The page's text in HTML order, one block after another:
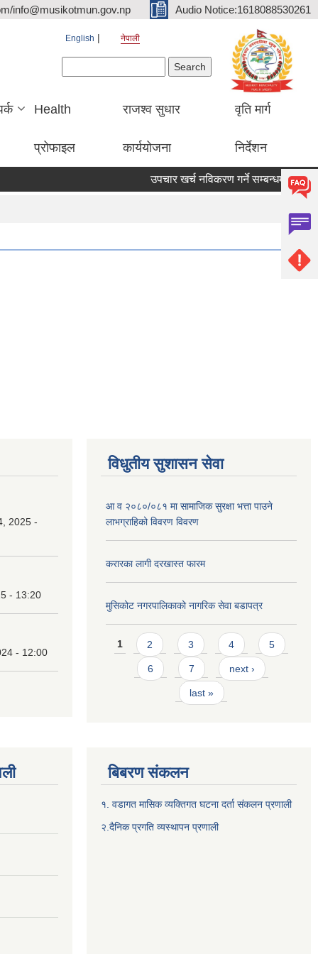
info@musikotmun.gov.np Audio Notice:1618088530261
English नेपाली
Health
प्रोफाइल
राजश्व सुधार
कार्ययोजना
वृति मार्ग
निर्देशन
उपचार खर्च नविकरण गर्ने सम्बन्धमा
2025 -
- 13:20
- 12:00
विधुतीय सुशासन सेवा
आ व २०८०/०८१ मा सामाजिक सुरक्षा भत्ता पाउने
लाभग्राहिको विवरण विवरण
करारका लागी दरखास्त फारम
मुसिकोट नगरपालिकाको नागरिक सेवा बडापत्र
Pages
1 2 3 4 5
6 7 next ›
last »
बिबरण संकलन
१. वडागत मासिक व्यक्तिगत घटना दर्ता संकलन प्रणाली
२.दैनिक प्रगति व्यस्थापन प्रणाली